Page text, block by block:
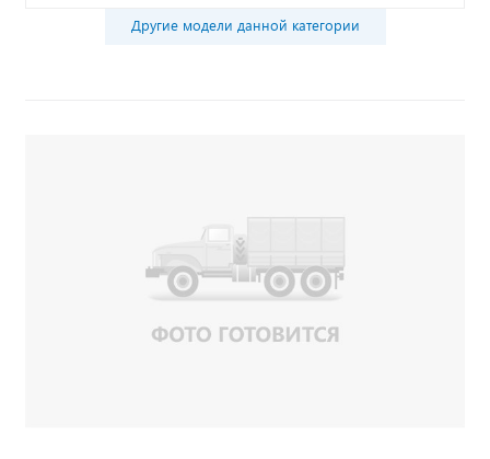
Другие модели данной категории